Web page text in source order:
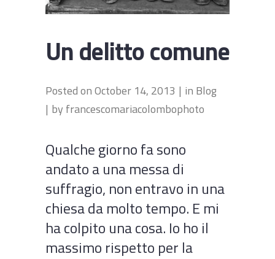
Un delitto comune
Posted onOctober 14, 2013 in Blog
by francescomariacolombophoto
Qualche giorno fa sono
andato a una messa di
suffragio, non entravo in una
chiesa da molto tempo. E mi
ha colpito una cosa. Io ho il
massimo rispetto per la